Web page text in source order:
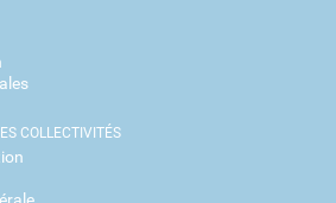
COLLECTIVITÉS